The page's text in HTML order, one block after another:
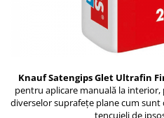
Barieră de Vapori
Etanșare Străpungeri
Folie Difuzie Anticondens
Vată Minerală
Vată Bazaltică
Knauf Satengips Glet Ultrafin
pentru aplicare manuală la
diverselor suprafețe plane cum
tencuieli de